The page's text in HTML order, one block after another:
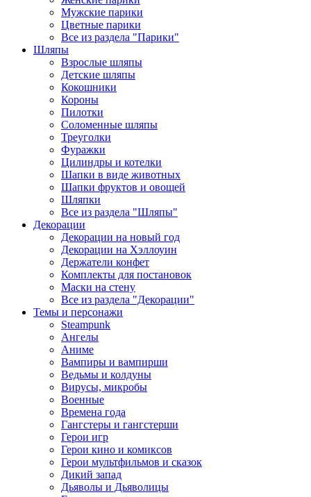
Мужские парики
Цветные парики
Все из раздела "Парики"
Шляпы
Взрослые шляпы
Детские шляпы
Кокошники
Короны
Пилотки
Соломенные шляпы
Треуголки
Фуражки
Цилиндры и котелки
Шапки в виде животных
Шапки фруктов и овощей
Шляпки
Все из раздела "Шляпы"
Декорации
Декорации на новый год
Декорации на Хэллоуин
Держатели конфет
Комплекты для постановок
Маски на стену
Все из раздела "Декорации"
Темы и персонажи
Steampunk
Ангелы
Аниме
Вампиры и вампирши
Ведьмы и колдуны
Вирусы, микробы
Военные
Времена года
Гангстеры и гангстерши
Герои игр
Герои кино и комиксов
Герои мультфильмов и сказок
Дикий запад
Дьяволы и Дьяволицы